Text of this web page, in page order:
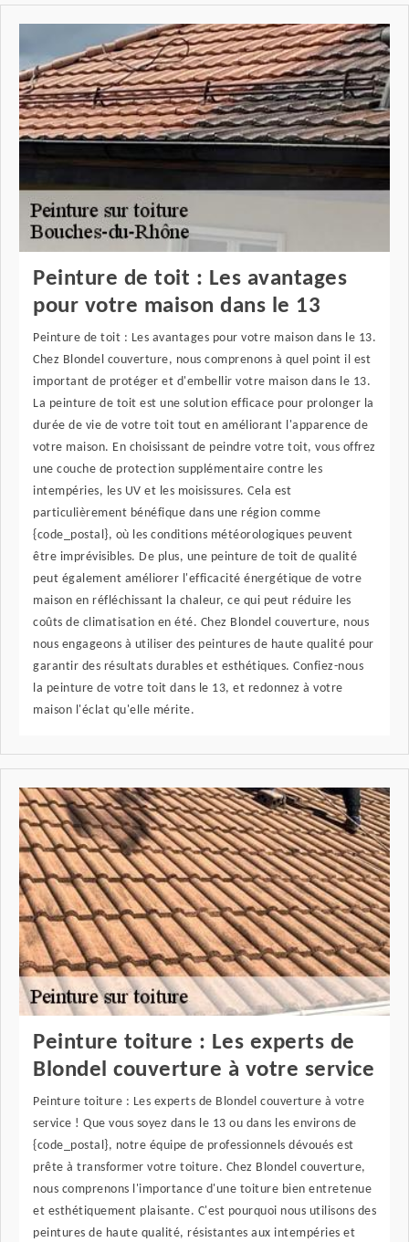
Peinture de toit : Les avantages
pour votre maison dans le 13
Peinture de toit : Les avantages pour votre maison dans le 13.
Chez Blondel couverture, nous comprenons à quel point il est
important de protéger et d'embellir votre maison dans le 13.
La peinture de toit est une solution efficace pour prolonger la
durée de vie de votre toit tout en améliorant l'apparence de
votre maison. En choisissant de peindre votre toit, vous offrez
une couche de protection supplémentaire contre les
intempéries, les UV et les moisissures. Cela est
particulièrement bénéfique dans une région comme
{code_postal}, où les conditions météorologiques peuvent
être imprévisibles. De plus, une peinture de toit de qualité
peut également améliorer l'efficacité énergétique de votre
maison en réfléchissant la chaleur, ce qui peut réduire les
coûts de climatisation en été. Chez Blondel couverture, nous
nous engageons à utiliser des peintures de haute qualité pour
garantir des résultats durables et esthétiques. Confiez-nous
la peinture de votre toit dans le 13, et redonnez à votre
maison l'éclat qu'elle mérite.
Peinture toiture : Les experts de
Blondel couverture à votre service
Peinture toiture : Les experts de Blondel couverture à votre
service ! Que vous soyez dans le 13 ou dans les environs de
{code_postal}, notre équipe de professionnels dévoués est
prête à transformer votre toiture. Chez Blondel couverture,
nous comprenons l'importance d'une toiture bien entretenue
et esthétiquement plaisante. C'est pourquoi nous utilisons des
peintures de haute qualité, résistantes aux intempéries et